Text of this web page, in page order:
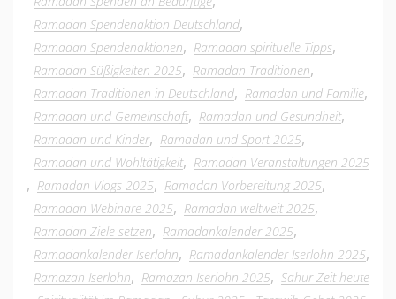
Ramadan Spendenaktion Deutschland,
Ramadan Spendenaktionen, Ramadan spirituelle Tipps,
Ramadan Süßigkeiten 2025, Ramadan Traditionen,
Ramadan Traditionen in Deutschland, Ramadan und Familie,
Ramadan und Gemeinschaft, Ramadan und Gesundheit,
Ramadan und Kinder, Ramadan und Sport 2025,
Ramadan und Wohltätigkeit, Ramadan Veranstaltungen 2025
, Ramadan Vlogs 2025, Ramadan Vorbereitung 2025,
Ramadan Webinare 2025, Ramadan weltweit 2025,
Ramadan Ziele setzen, Ramadankalender 2025,
Ramadankalender Iserlohn, Ramadankalender Iserlohn 2025,
Ramazan Iserlohn, Ramazan Iserlohn 2025, Sahur Zeit heute